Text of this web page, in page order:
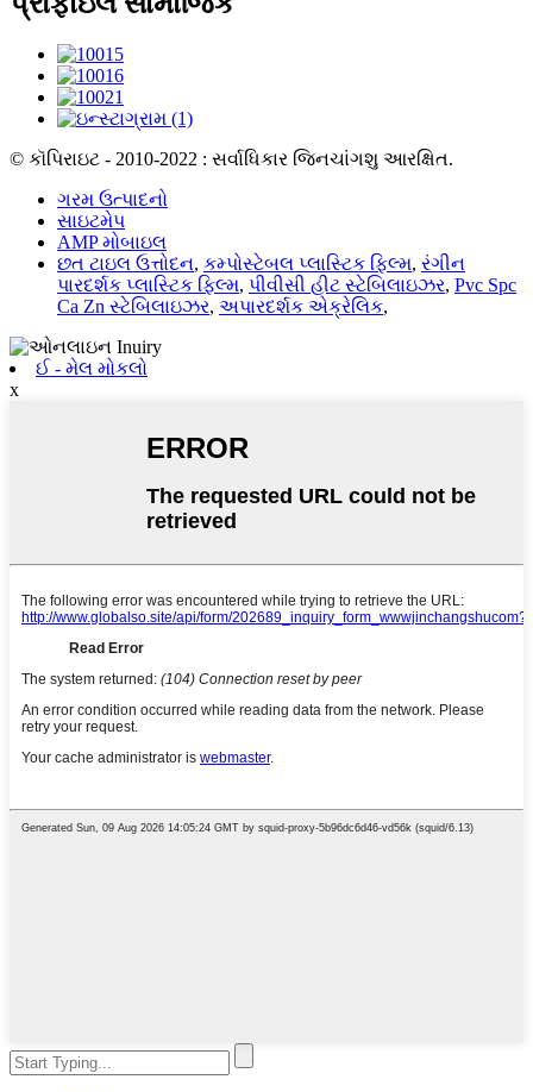
© કૉપિરાઇટ - 2010-2022 : સર્વાધિકાર જિનચાંગશુ આરક્ષિત.
ગરમ ઉત્પાદનો
સાઇટમેપ
AMP મોબાઇલ
છત ટાઇલ ઉત્તોદન, કમ્પોસ્ટેબલ પ્લાસ્ટિક ફિલ્મ, રંગીન
પારદર્શક પ્લાસ્ટિક ફિલ્મ, પીવીસી હીટ સ્ટેબિલાઇઝર, Pvc Spc
Ca Zn સ્ટેબિલાઇઝર, અપારદર્શક એક્રેલિક,
ઈ - મેલ મોકલો
x